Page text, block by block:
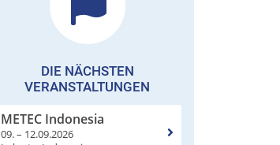
DIE NÄCHSTEN
VERANSTALTUNGEN
METEC Indonesia
09. – 12.09.2026